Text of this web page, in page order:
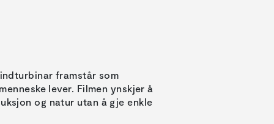
framstår som
lever. Filmen ynskjer å
og natur utan å gje enkle